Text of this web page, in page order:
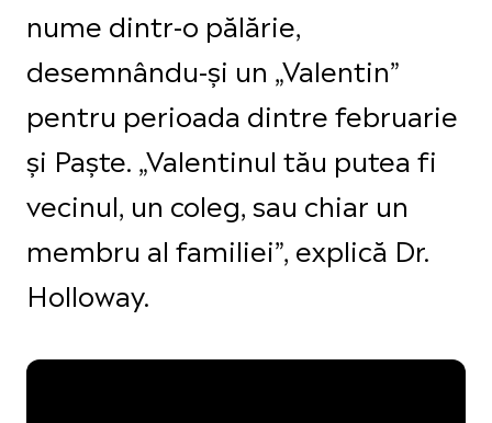
nume dintr-o pălărie,
desemnându-și un „Valentin”
pentru perioada dintre februarie
și Paște. „Valentinul tău putea fi
vecinul, un coleg, sau chiar un
membru al familiei”, explică Dr.
Holloway.